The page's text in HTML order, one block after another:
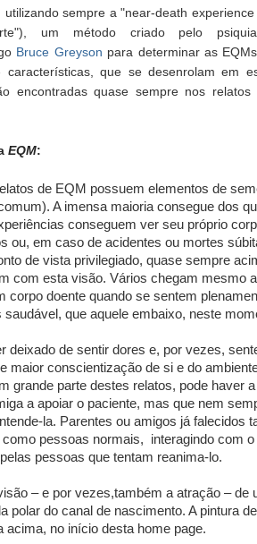
utilizando sempre a "near-death
um método criado pelo
Bruce Greyson para determinar as
características, que se desenrolam em
encontradas quase sempre nos
EQM:
de EQM possuem elementos de
A imensa maioria consegue dos
conseguem ver seu próprio
ou, em caso de acidentes ou mortes
de vista privilegiado, quase sempre
com esta visão. Vários chegam mesmo
corpo doente quando se sentem
saudável, que aquele embaixo, neste
deixado de sentir dores e, por vezes,
maior conscientização de si e do
grande parte destes relatos, pode haver
a apoiar o paciente, mas que nem
la. Parentes ou amigos já falecidos
como pessoas normais, interagindo com
pessoas que tentam reanima-lo.
– e por vezes,também a atração – de
polar do canal de nascimento. A pintura
acima, no início desta home page.